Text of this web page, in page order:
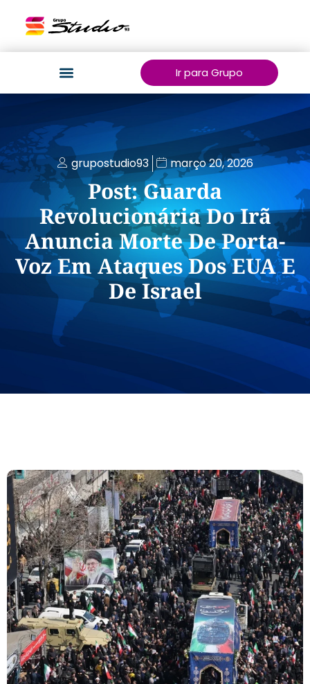
Ir para Grupo
grupostudio93 março 20, 2026
Post: Guarda
Revolucionária Do Irã
Anuncia Morte De Porta-
Voz Em Ataques Dos EUA E
De Israel